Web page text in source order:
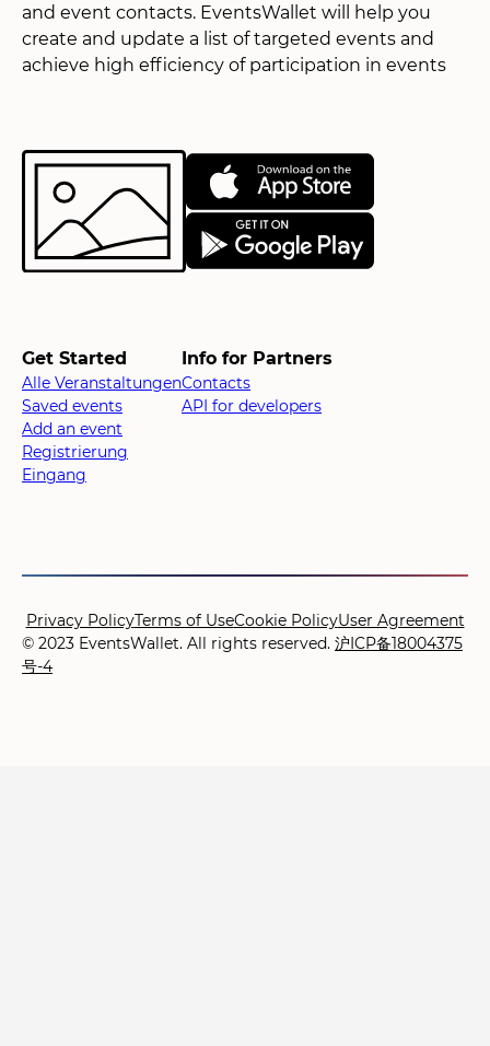
and event contacts. EventsWallet will help you
create and update a list of targeted events and
achieve high efficiency of participation in events
Get Started
Alle Veranstaltungen
Saved events
Add an event
Registrierung
Eingang
Info for Partners
Contacts
API for developers
© 2023 EventsWallet. All rights reserved. 沪ICP备18004375
号-4
Privacy PolicyTerms of UseCookie PolicyUser Agreement